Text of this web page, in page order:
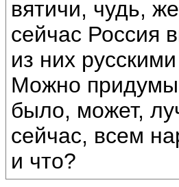
вятичи, чудь,
сейчас Россия
из них
Можно
было, может,
сейчас, всем
и что?